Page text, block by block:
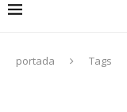
portada Tags